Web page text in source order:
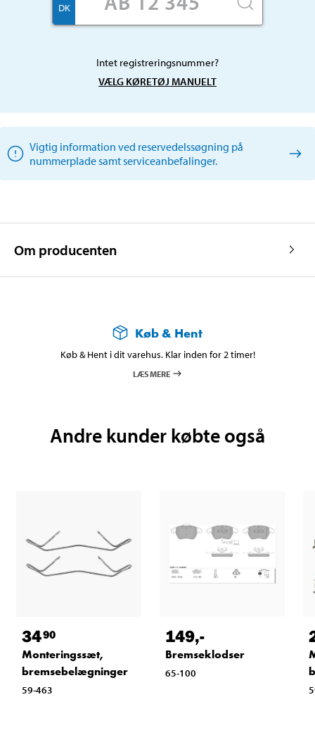
DK
Intet registreringsnummer?
VÆLG KØRETØJ MANUELT
Vigtig information ved reservedelssøgning på
nummerplade samt serviceanbefalinger.
Om producenten
Køb & Hent
Køb & Hent i dit varehus. Klar inden for 2 timer!
LÆS MERE
Andre kunder købte også
3490
Monteringssæt,
bremsebelægninger
59-463
149,-
Bremseklodser
65-100